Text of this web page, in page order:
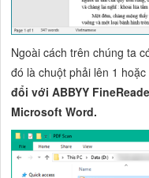
Ngoài cách trên chúng ta
đó là chuột phải lên 1
đổi với ABBYY
Microsoft Word.